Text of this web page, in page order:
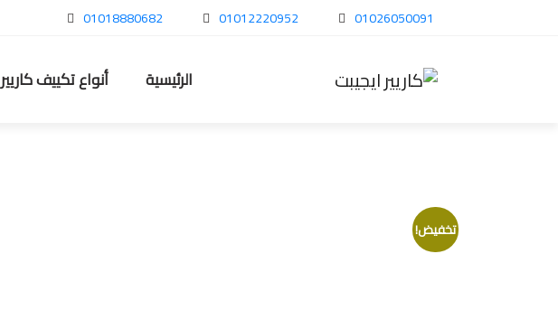
01018880682 01012220952 01026050091
الرئيسية أنواع تكييف كاريير
تخفيض!